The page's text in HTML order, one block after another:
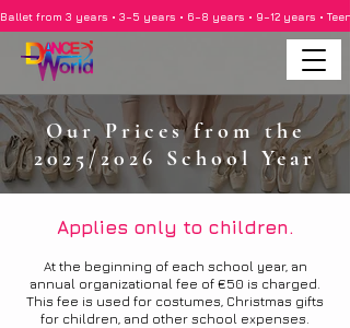
Ballet from 3 years • 3–5 years • 6–8 years • 9–12 years •
Our Prices from the
2025/2026 School Year
Applies only to children.
At the beginning of each school year, an
annual organizational fee of €50 is charged.
This fee is used for costumes, Christmas gifts
for children, and other school expenses.